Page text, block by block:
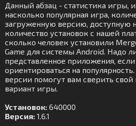
Данный абзац - статистика игры,
насколько популярная игра,
загруженную версию, доступную
количество установок с нашей
сколько человек установили
Game для системы Android. Надо
представленное приложения,
ориентироваться на
версии помогут вам сверить
вариант игры.
Установок: 640000
Версия: 1.6.1